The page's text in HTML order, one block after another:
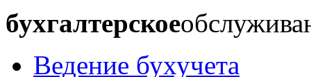
бухгалтерское
Ведение бухучета